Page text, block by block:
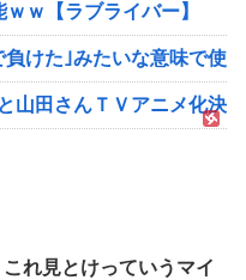
ｗ【ラブライバー】
けた｣みたいな意味で使
山田さんＴＶアニメ化決
これ見とけっていうマイ